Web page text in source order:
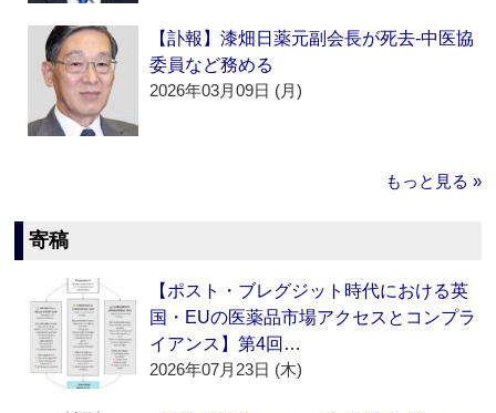
【訃報】漆畑日薬元副会長が死去‐中医協
委員など務める
2026年03月09日 (月)
もっと見る »
寄稿
【ポスト・ブレグジット時代における英
国・EUの医薬品市場アクセスとコンプラ
イアンス】第4回…
2026年07月23日 (木)